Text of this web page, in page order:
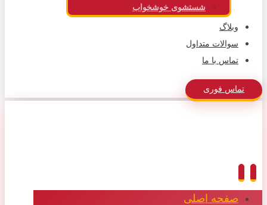
شستشوی خوشخواب
وبلاگ
سوالات متداول
تماس با ما
تماس فوری
صفحه اصلی